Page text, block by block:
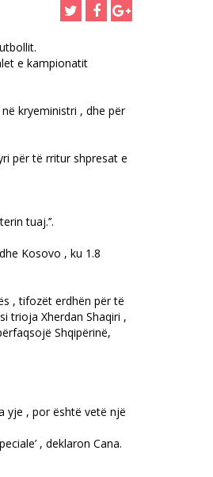
e kampionatit
kryeministri , dhe për
për të rritur shpresat e
tuaj.’’.
Kosovo , ku 1.8
, tifozët erdhën për të
trioja Xherdan Shaqiri ,
Shqipërinë,
yje , por është vetë një
, deklaron Cana.